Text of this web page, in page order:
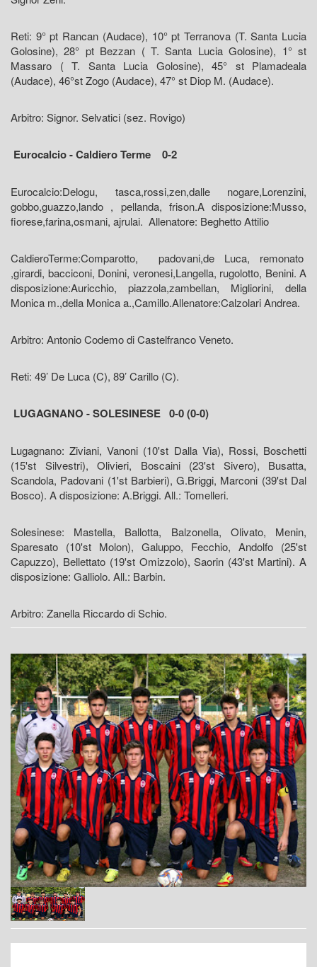
Reti: 9° pt Rancan (Audace), 10° pt Terranova (T. Santa Lucia
Golosine), 28° pt Bezzan ( T. Santa Lucia Golosine), 1° st
Massaro ( T. Santa Lucia Golosine), 45° st Plamadeala
(Audace), 46°st Zogo (Audace), 47° st Diop M. (Audace).
Arbitro: Signor. Selvatici (sez. Rovigo)
Eurocalcio - Caldiero Terme 0-2
Eurocalcio:Delogu, tasca,rossi,zen,dalle nogare,Lorenzini,
gobbo,guazzo,lando , pellanda, frison.A disposizione:Musso,
fiorese,farina,osmani, ajrulai. Allenatore: Beghetto Attilio
CaldieroTerme:Comparotto, padovani,de Luca, remonato
,girardi, bacciconi, Donini, veronesi,Langella, rugolotto, Benini. A
disposizione:Auricchio, piazzola,zambellan, Migliorini, della
Monica m.,della Monica a.,Camillo.Allenatore:Calzolari Andrea.
Arbitro: Antonio Codemo di Castelfranco Veneto.
Reti: 49’ De Luca (C), 89’ Carillo (C).
LUGAGNANO - SOLESINESE 0-0 (0-0)
Lugagnano: Ziviani, Vanoni (10'st Dalla Via), Rossi, Boschetti
(15'st Silvestri), Olivieri, Boscaini (23'st Sivero), Busatta,
Scandola, Padovani (1'st Barbieri), G.Briggi, Marconi (39'st Dal
Bosco). A disposizione: A.Briggi. All.: Tomelleri.
Solesinese: Mastella, Ballotta, Balzonella, Olivato, Menin,
Sparesato (10'st Molon), Galuppo, Fecchio, Andolfo (25'st
Capuzzo), Bellettato (19'st Omizzolo), Saorin (43'st Martini). A
disposizione: Galliolo. All.: Barbin.
Arbitro: Zanella Riccardo di Schio.